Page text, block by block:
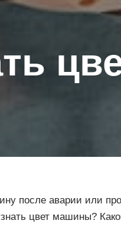
после аварии или
цвет машины?